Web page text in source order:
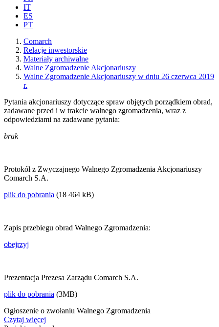
IT
ES
PT
Comarch
Relacje inwestorskie
Materiały archiwalne
Walne Zgromadzenie Akcjonariuszy
Walne Zgromadzenie Akcjonariuszy w dniu 26 czerwca 2019
r.
Pytania akcjonariuszy dotyczące spraw objętych porządkiem obrad,
zadawane przed i w trakcie walnego zgromadzenia, wraz z
odpowiedziami na zadawane pytania:
brak
Protokół z Zwyczajnego Walnego Zgromadzenia Akcjonariuszy
Comarch S.A.
plik do pobrania (18 464 kB)
Zapis przebiegu obrad Walnego Zgromadzenia:
obejrzyj
Prezentacja Prezesa Zarządu Comarch S.A.
plik do pobrania (3MB)
Ogłoszenie o zwołaniu Walnego Zgromadzenia
Czytaj więcej